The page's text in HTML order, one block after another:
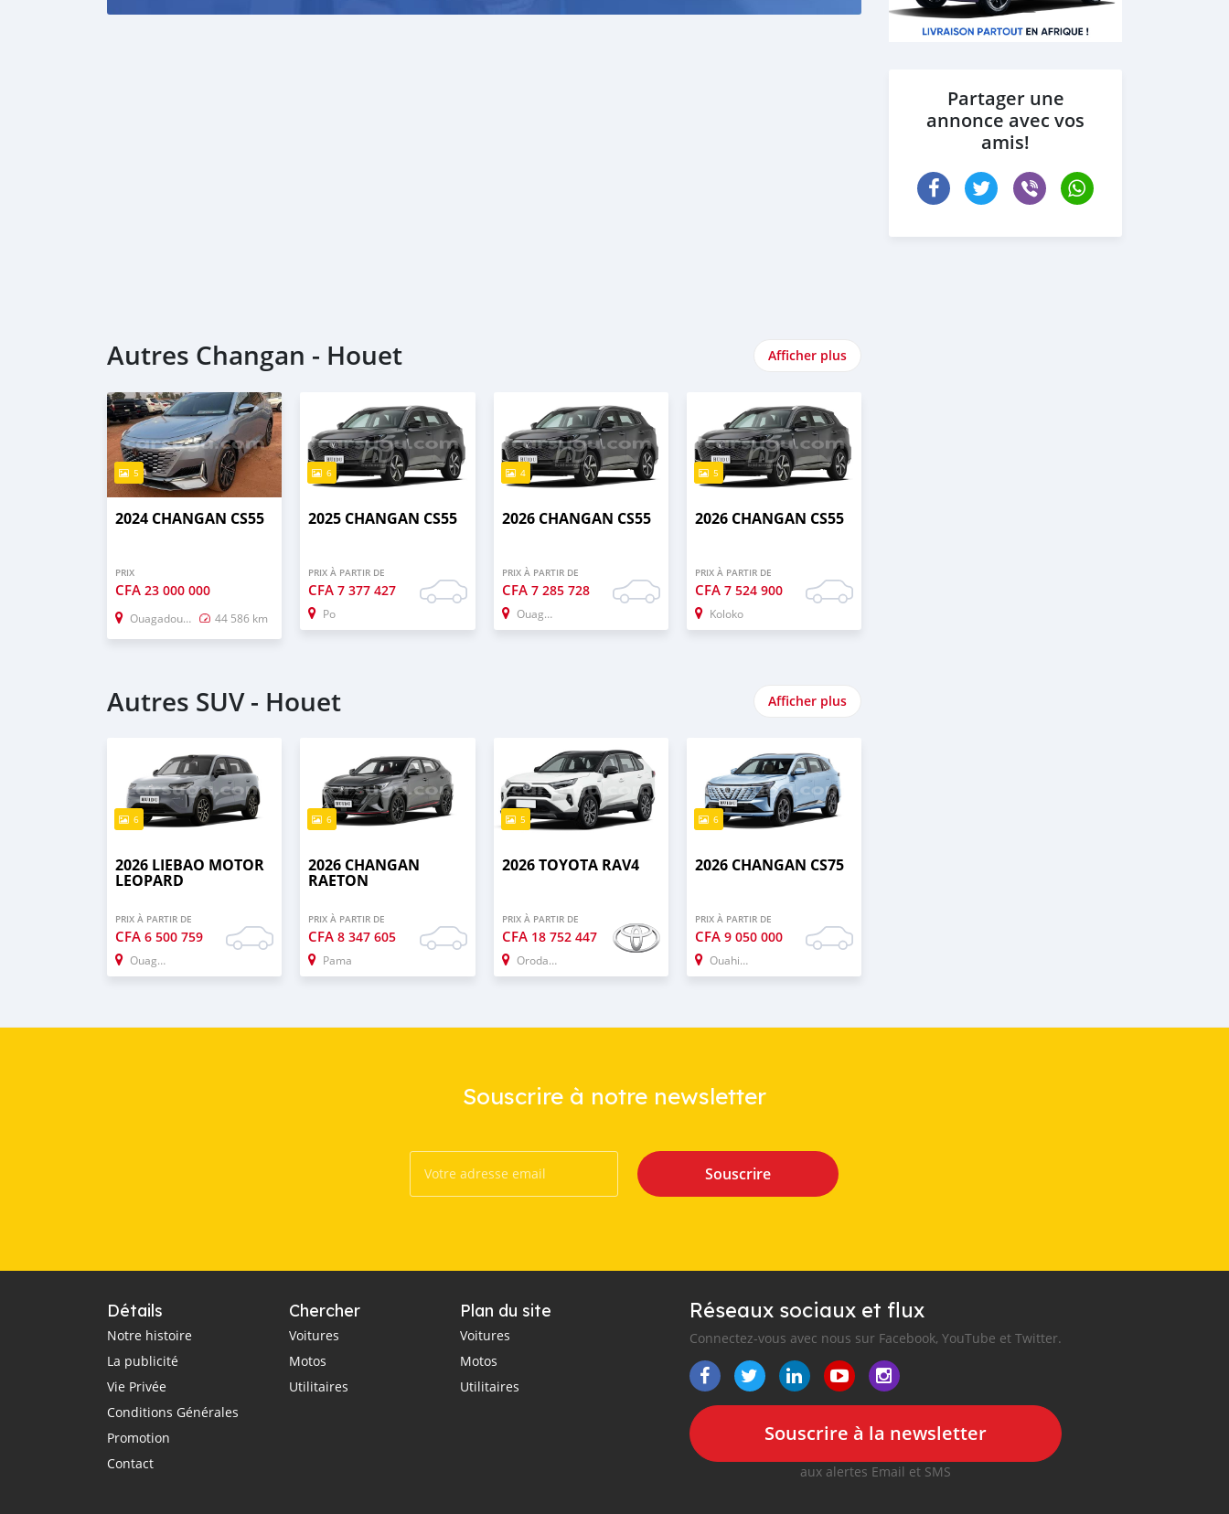
Autres Changan - Houet Afficher plus
5
2024 CHANGAN CS55
PRIX
CFA 23 000 000
Ouagadougou 44 586 km
6
2025 CHANGAN CS55
PRIX À PARTIR DE
CFA7 377 427
Po
4
2026 CHANGAN CS55
PRIX À PARTIR DE
CFA 7 285 728
Ouagadougou
5
2026 CHANGAN CS55
PRIX À PARTIR DE
CFA 7 524 900
Koloko
Autres SUV - Houet Afficher plus
6
2026 LIEBAO MOTOR
LEOPARD
PRIX À PARTIR DE
CFA 6 500 759
Ouagadougou
6
2026 CHANGAN
RAETON
PRIX À PARTIR DE
CFA8 347 605
Pama
5
2026 TOYOTA RAV4
PRIX À PARTIR DE
CFA 18 752 447
Orodara
6
2026 CHANGAN CS75
PRIX À PARTIR DE
CFA 9 050 000
Ouahigouya
Partager une
annonce avec vos
amis!
Souscrire à notre newsletter
Souscrire
Détails
Notre histoire
La publicité
Vie Privée
Conditions Générales
Promotion
Contact
Chercher
Voitures
Motos
Utilitaires
Plan du site
Voitures
Motos
Utilitaires
Réseaux sociaux et flux
Connectez-vous avec nous sur Facebook, YouTube et Twitter.
Souscrire à la newsletter
aux alertes Email et SMS